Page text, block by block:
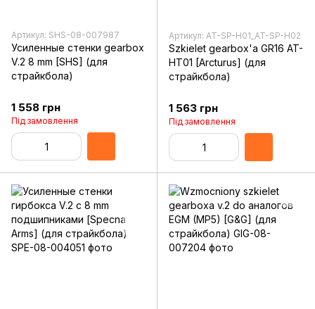
Артикул: SHS-08-007987
Усиленные стенки gearbox
V.2 8 mm [SHS] (для
страйкбола)
1 558 грн
Під замовлення
Артикул: AT-SP-H01_AT-SP-H02
Szkielet gearbox'a GR16 AT-
HT01 [Arcturus] (для
страйкбола)
1 563 грн
Під замовлення